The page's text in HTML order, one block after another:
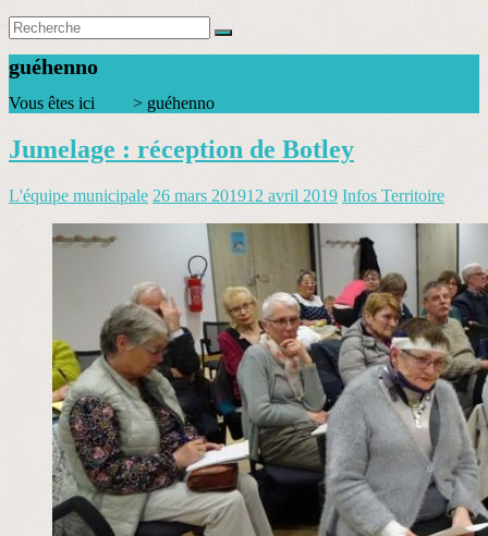
guéhenno
Vous êtes ici > guéhenno
Jumelage : réception de Botley
L'équipe municipale 26 mars 201912 avril 2019 Infos Territoire